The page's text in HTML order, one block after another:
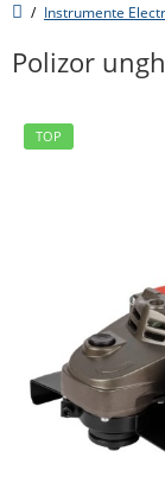
Instrumente
Polizor
TOP